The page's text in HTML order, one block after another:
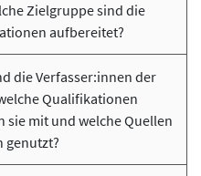
Zielgruppe sind die
aufbereitet?
die Verfasser:innen der
Qualifikationen
sie mit und welche Quellen
genutzt?